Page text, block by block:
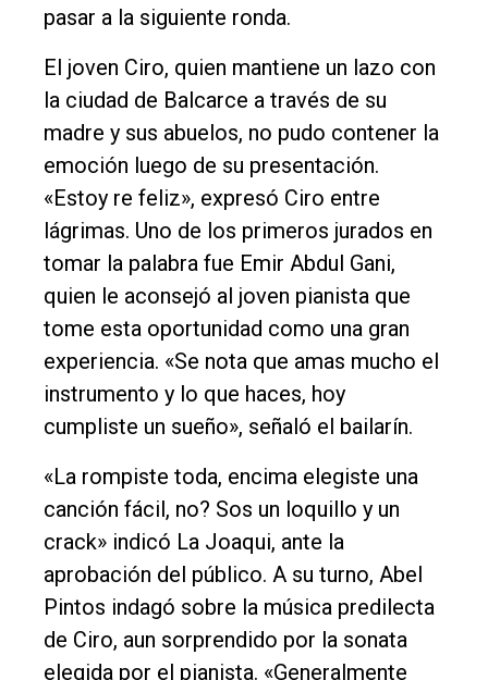
Contacto
pasar a la siguiente ronda.
El joven Ciro, quien mantiene un lazo con
la ciudad de Balcarce a través de su
madre y sus abuelos, no pudo contener la
emoción luego de su presentación.
«Estoy re feliz», expresó Ciro entre
lágrimas. Uno de los primeros jurados en
tomar la palabra fue Emir Abdul Gani,
quien le aconsejó al joven pianista que
tome esta oportunidad como una gran
experiencia. «Se nota que amas mucho el
instrumento y lo que haces, hoy
cumpliste un sueño», señaló el bailarín.
«La rompiste toda, encima elegiste una
canción fácil, no? Sos un loquillo y un
crack» indicó La Joaqui, ante la
aprobación del público. A su turno, Abel
Pintos indagó sobre la música predilecta
de Ciro, aun sorprendido por la sonata
elegida por el pianista. «Generalmente